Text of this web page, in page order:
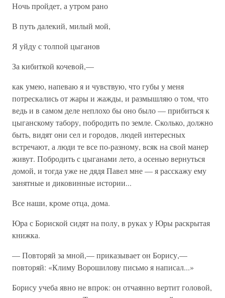
Ночь пройдет, а утром рано
В путь далекий, милый мой,
Я уйду с толпой цыганов
За кибиткой кочевой,—
как умею, напеваю я и чувствую, что губы у меня
потрескались от жары и жажды, и размышляю о том, что
ведь и в самом деле неплохо бы оно было — прибиться к
цыганскому табору, побродить по земле. Сколько, должно
быть, видят они сел и городов, людей интересных
встречают, а люди те все по-разному, всяк на свой манер
живут. Побродить с цыганами лето, а осенью вернуться
домой, и тогда уже не дядя Павел мне — я расскажу ему
занятные и диковинные истории...
Все наши, кроме отца, дома.
Юра с Бориской сидят на полу, в руках у Юры раскрытая
книжка.
— Повторяй за мной,— приказывает он Борису,—
повторяй: «Климу Ворошилову письмо я написал...»
Борису учеба явно не впрок: он отчаянно вертит головой,